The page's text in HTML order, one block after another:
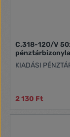
C.318-120/V
KIADÁSI
2 130 Ft